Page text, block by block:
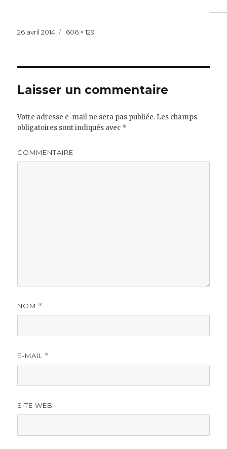
Publié
26 avril 2014
Taille
606 × 129
Laisser un commentaire
Votre adresse e-mail ne sera pas publiée. Les champs
obligatoires sont indiqués avec *
COMMENTAIRE
NOM *
E-MAIL *
SITE WEB